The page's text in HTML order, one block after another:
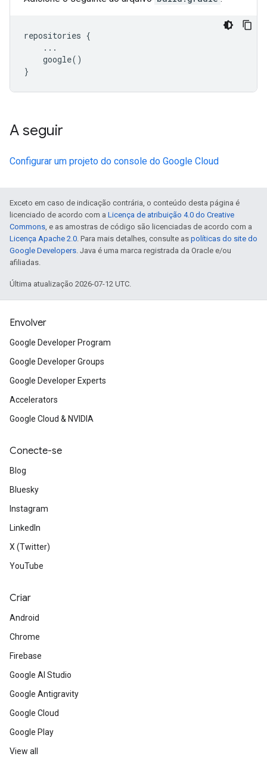
repositories {
...
google()
}
A seguir
Configurar um projeto do console do Google Cloud
Exceto em caso de indicação contrária, o conteúdo desta página é
licenciado de acordo com a Licença de atribuição 4.0 do Creative
Commons, e as amostras de código são licenciadas de acordo com a
Licença Apache 2.0. Para mais detalhes, consulte as políticas do site do
Google Developers. Java é uma marca registrada da Oracle e/ou
afiliadas.
Última atualização 2026-07-12 UTC.
Envolver
Google Developer Program
Google Developer Groups
Google Developer Experts
Accelerators
Google Cloud & NVIDIA
Conecte-se
Blog
Bluesky
Instagram
LinkedIn
X (Twitter)
YouTube
Criar
Android
Chrome
Firebase
Google AI Studio
Google Antigravity
Google Cloud
Google Play
View all